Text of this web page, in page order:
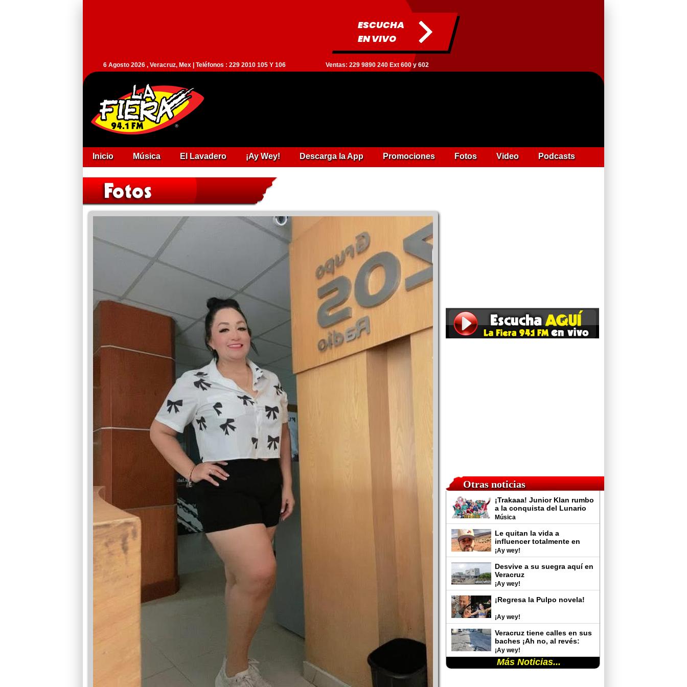
ESCUCHA
EN VIVO
6 Agosto 2026 , Veracruz, Mex | Teléfonos : 229 2010 105 Y 106 Ventas: 229 9890 240 Ext 600 y 602
Inicio Música El Lavadero ¡Ay Wey! Descarga la App Promociones Fotos Video Podcasts
Otras noticias
¡Trakaaa! Junior Klan rumbo
a la conquista del Lunario
del Auditorio Nacional
Música
Le quitan la vida a
influencer totalmente en
vivo
¡Ay wey!
Desvive a su suegra aquí en
Veracruz
¡Ay wey!
¡Regresa la Pulpo novela!
¡Ay wey!
Veracruz tiene calles en sus
baches ¡Ah no, al revés:
baches en sus calles!
¡Ay wey!
Más Noticias...